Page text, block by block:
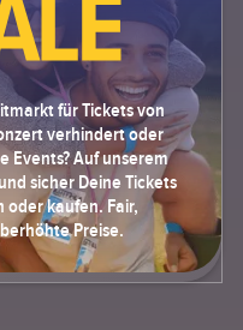
für Tickets von
verhindert oder
Events? Auf unserem
sicher Deine Tickets
oder kaufen. Fair,
Preise.